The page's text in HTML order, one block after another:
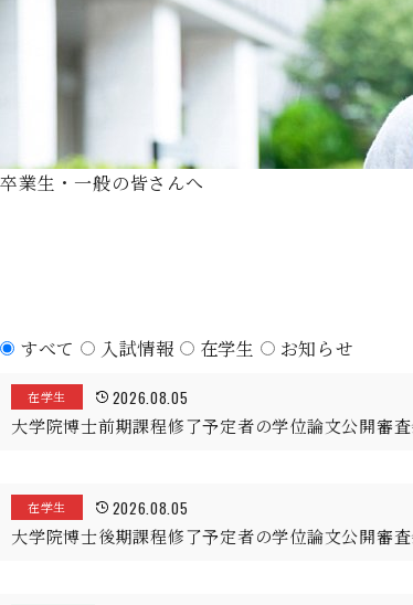
卒業生・一般の皆さんへ
すべて 入試情報 在学生 お知らせ
在学生 2026.08.05
大学院博士前期課程修了予定者の学位論文公開審査
在学生 2026.08.05
大学院博士後期課程修了予定者の学位論文公開審査